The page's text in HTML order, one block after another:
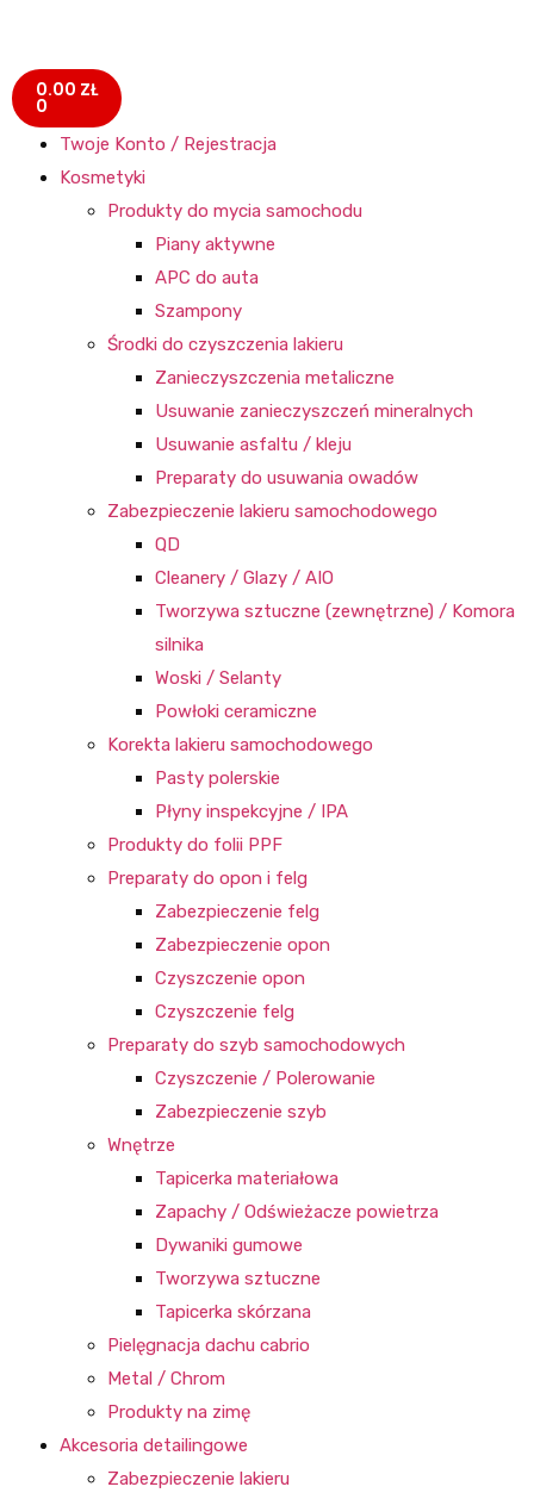
0.00 ZŁ
0
Twoje Konto / Rejestracja
Kosmetyki
Produkty do mycia samochodu
Piany aktywne
APC do auta
Szampony
Środki do czyszczenia lakieru
Zanieczyszczenia metaliczne
Usuwanie zanieczyszczeń mineralnych
Usuwanie asfaltu / kleju
Preparaty do usuwania owadów
Zabezpieczenie lakieru samochodowego
QD
Cleanery / Glazy / AIO
Tworzywa sztuczne (zewnętrzne) / Komora
silnika
Woski / Selanty
Powłoki ceramiczne
Korekta lakieru samochodowego
Pasty polerskie
Płyny inspekcyjne / IPA
Produkty do folii PPF
Preparaty do opon i felg
Zabezpieczenie felg
Zabezpieczenie opon
Czyszczenie opon
Czyszczenie felg
Preparaty do szyb samochodowych
Czyszczenie / Polerowanie
Zabezpieczenie szyb
Wnętrze
Tapicerka materiałowa
Zapachy / Odświeżacze powietrza
Dywaniki gumowe
Tworzywa sztuczne
Tapicerka skórzana
Pielęgnacja dachu cabrio
Metal / Chrom
Produkty na zimę
Akcesoria detailingowe
Zabezpieczenie lakieru